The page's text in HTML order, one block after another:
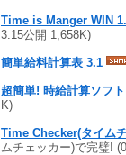
Time is Manger WIN
3.15公開 1,658K)
簡単給料計算表 3.1
超簡単! 時給計算ソフ
K)
Time Checker(タイム
ムチェッカー)で完璧!